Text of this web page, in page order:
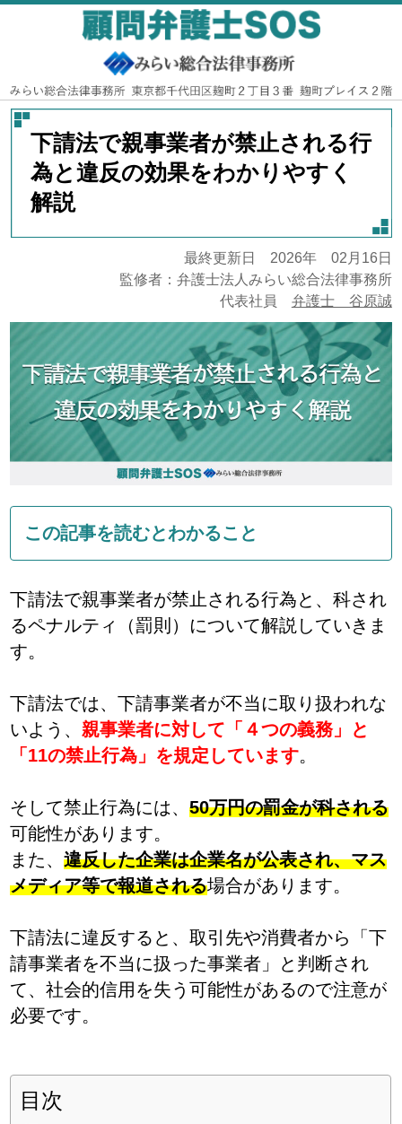
下請法で親事業者が禁止される行
為と違反の効果をわかりやすく
解説
最終更新日 2026年 02月16日
監修者：弁護士法人みらい総合法律事務所
代表社員 弁護士 谷原誠
この記事を読むとわかること
下請法で親事業者が禁止される行為と、科され
るペナルティ（罰則）について解説していきま
す。
下請法では、下請事業者が不当に取り扱われな
いよう、 親事業者に対して「４つの義務」と
「11の禁止行為」を規定しています。
そして禁止行為には、50万円の罰金が科される
可能性があります。
また、違反した企業は企業名が公表され、マス
メディア等で報道される場合があります。
下請法に違反すると、取引先や消費者から「下
請事業者を不当に扱った事業者」と判断され
て、社会的信用を失う可能性があるので注意が
必要です。
目次